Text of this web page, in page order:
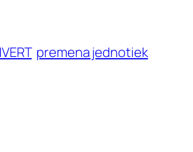
premena jednotiek